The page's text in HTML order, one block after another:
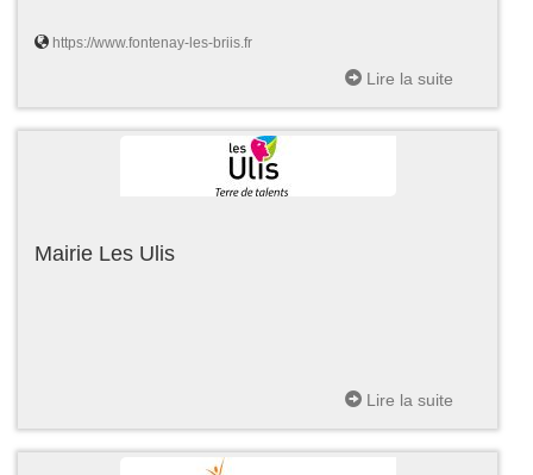
https://www.fontenay-les-briis.fr
Lire la suite
Mairie Les Ulis
Lire la suite